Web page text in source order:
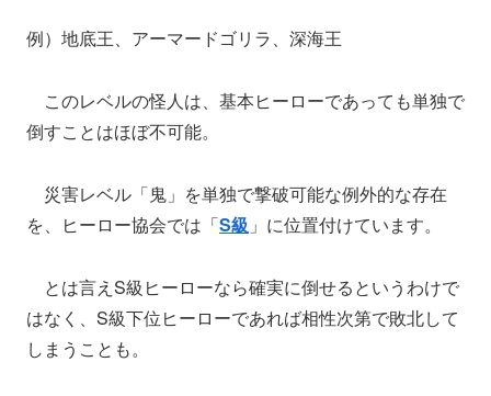
例）地底王、アーマードゴリラ、深海王
このレベルの怪人は、基本ヒーローであっても単独で
倒すことはほぼ不可能。
災害レベル「鬼」を単独で撃破可能な例外的な存在
を、ヒーロー協会では「S級 」に位置付けています。
とは言えS級ヒーローなら確実に倒せるというわけで
はなく、S級下位ヒーローであれば相性次第で敗北して
しまうことも。